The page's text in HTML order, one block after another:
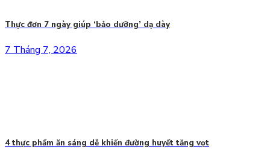
Thực đơn 7 ngày giúp ‘bảo dưỡng’ dạ dày
7 Tháng 7, 2026
4 thực phẩm ăn sáng dễ khiến đường huyết tăng vọt